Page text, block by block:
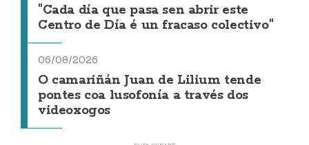
"Cada día que pasa sen abrir este
Centro de Día é un fracaso colectivo"
06/08/2026
O camariñán Juan de Lilium tende
pontes coa lusofonía a través dos
videoxogos